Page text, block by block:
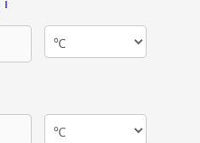
ℹ️